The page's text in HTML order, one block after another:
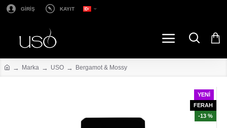
GİRİŞ KAYIT
Marka USO Bergamot & Mossy
YENI
FERAH
-13 %